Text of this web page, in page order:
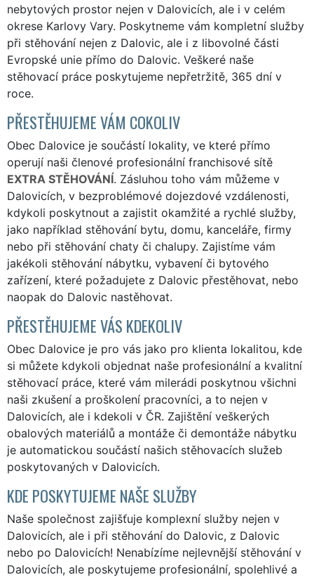
nebytových prostor nejen v Dalovicích, ale i v celém
okrese Karlovy Vary. Poskytneme vám kompletní služby
při stěhování nejen z Dalovic, ale i z libovolné části
Evropské unie přímo do Dalovic. Veškeré naše
stěhovací práce poskytujeme nepřetržitě, 365 dní v
roce.
PŘESTĚHUJEME VÁM COKOLIV
Obec Dalovice je součástí lokality, ve které přímo
operují naši členové profesionální franchisové sítě
EXTRA STĚHOVÁNÍ. Zásluhou toho vám můžeme v
Dalovicích, v bezproblémové dojezdové vzdálenosti,
kdykoli poskytnout a zajistit okamžité a rychlé služby,
jako například stěhování bytu, domu, kanceláře, firmy
nebo při stěhování chaty či chalupy. Zajistíme vám
jakékoli stěhování nábytku, vybavení či bytového
zařízení, které požadujete z Dalovic přestěhovat, nebo
naopak do Dalovic nastěhovat.
PŘESTĚHUJEME VÁS KDEKOLIV
Obec Dalovice je pro vás jako pro klienta lokalitou, kde
si můžete kdykoli objednat naše profesionální a kvalitní
stěhovací práce, které vám milerádi poskytnou všichni
naši zkušení a proškolení pracovníci, a to nejen v
Dalovicích, ale i kdekoli v ČR. Zajištění veškerých
obalových materiálů a montáže či demontáže nábytku
je automatickou součástí našich stěhovacích služeb
poskytovaných v Dalovicích.
KDE POSKYTUJEME NAŠE SLUŽBY
Naše společnost zajišťuje komplexní služby nejen v
Dalovicích, ale i při stěhování do Dalovic, z Dalovic
nebo po Dalovicích! Nenabízíme nejlevnější stěhování v
Dalovicích, ale poskytujeme profesionální, spolehlivé a